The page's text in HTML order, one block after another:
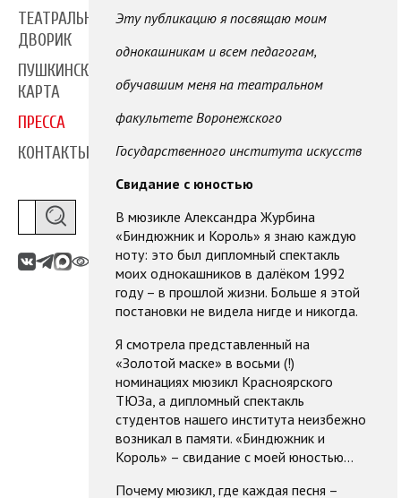
ТЕАТРАЛЬНЫЙ
ДВОРИК
ПУШКИНСКАЯ
КАРТА
ПРЕССА
КОНТАКТЫ
Эту публикацию я посвящаю моим
однокашникам и всем педагогам,
обучавшим меня на театральном
факультете Воронежского
Государственного института искусств
Свидание с юностью
В мюзикле Александра Журбина
«Биндюжник и Король» я знаю каждую
ноту: это был дипломный спектакль
моих однокашников в далёком 1992
году – в прошлой жизни. Больше я этой
постановки не видела нигде и никогда.
Я смотрела представленный на
«Золотой маске» в восьми (!)
номинациях мюзикл Красноярского
ТЮЗа, а дипломный спектакль
студентов нашего института неизбежно
возникал в памяти. «Биндюжник и
Король» – свидание с моей юностью…
Почему мюзикл, где каждая песня –